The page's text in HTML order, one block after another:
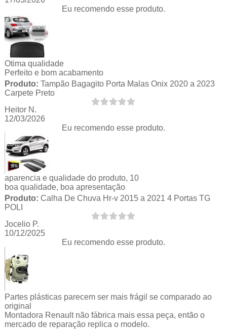
Eu recomendo esse produto.
Otima qualidade
Perfeito e bom acabamento
Produto: Tampão Bagagito Porta Malas Onix 2020 a 2023
Carpete Preto
Heitor N.
12/03/2026
Eu recomendo esse produto.
aparencia e qualidade do produto, 10
boa qualidade, boa apresentação
Produto: Calha De Chuva Hr-v 2015 a 2021 4 Portas TG
POLI
Jocelio P.
10/12/2025
Eu recomendo esse produto.
Partes plásticas parecem ser mais frágil se comparado ao
original
Montadora Renault não fábrica mais essa peça, então o
mercado de reparação replica o modelo.